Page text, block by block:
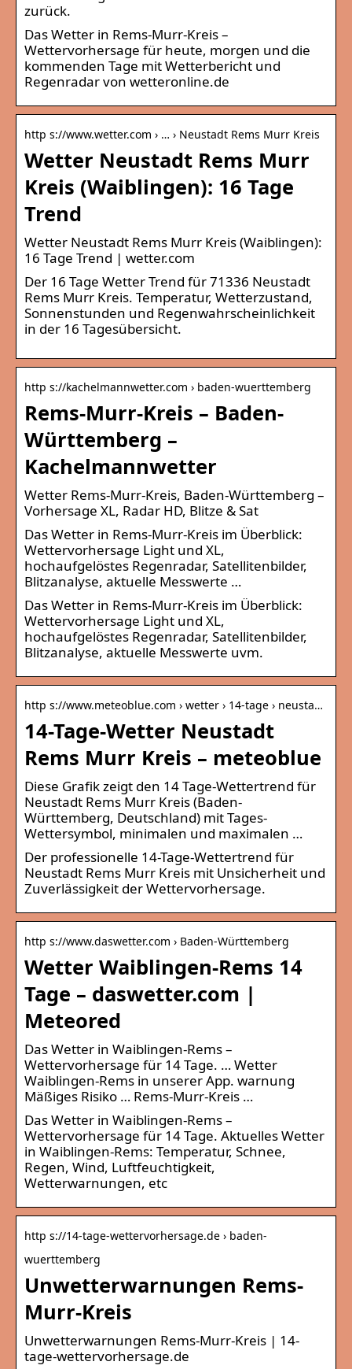
zurück.
Das Wetter in Rems-Murr-Kreis –
Wettervorhersage für heute, morgen und die
kommenden Tage mit Wetterbericht und
Regenradar von wetteronline.de
http s://www.wetter.com › … › Neustadt Rems Murr Kreis
Wetter Neustadt Rems Murr
Kreis (Waiblingen): 16 Tage
Trend
Wetter Neustadt Rems Murr Kreis (Waiblingen):
16 Tage Trend | wetter.com
Der 16 Tage Wetter Trend für 71336 Neustadt
Rems Murr Kreis. Temperatur, Wetterzustand,
Sonnenstunden und Regenwahrscheinlichkeit
in der 16 Tagesübersicht.
http s://kachelmannwetter.com › baden-wuerttemberg
Rems-Murr-Kreis – Baden-
Württemberg –
Kachelmannwetter
Wetter Rems-Murr-Kreis, Baden-Württemberg –
Vorhersage XL, Radar HD, Blitze & Sat
Das Wetter in Rems-Murr-Kreis im Überblick:
Wettervorhersage Light und XL,
hochaufgelöstes Regenradar, Satellitenbilder,
Blitzanalyse, aktuelle Messwerte …
Das Wetter in Rems-Murr-Kreis im Überblick:
Wettervorhersage Light und XL,
hochaufgelöstes Regenradar, Satellitenbilder,
Blitzanalyse, aktuelle Messwerte uvm.
http s://www.meteoblue.com › wetter › 14-tage › neusta…
14-Tage-Wetter Neustadt
Rems Murr Kreis – meteoblue
Diese Grafik zeigt den 14 Tage-Wettertrend für
Neustadt Rems Murr Kreis (Baden-
Württemberg, Deutschland) mit Tages-
Wettersymbol, minimalen und maximalen …
Der professionelle 14-Tage-Wettertrend für
Neustadt Rems Murr Kreis mit Unsicherheit und
Zuverlässigkeit der Wettervorhersage.
http s://www.daswetter.com › Baden-Württemberg
Wetter Waiblingen-Rems 14
Tage – daswetter.com |
Meteored
Das Wetter in Waiblingen-Rems –
Wettervorhersage für 14 Tage. … Wetter
Waiblingen-Rems in unserer App. warnung
Mäßiges Risiko … Rems-Murr-Kreis …
Das Wetter in Waiblingen-Rems –
Wettervorhersage für 14 Tage. Aktuelles Wetter
in Waiblingen-Rems: Temperatur, Schnee,
Regen, Wind, Luftfeuchtigkeit,
Wetterwarnungen, etc
http s://14-tage-wettervorhersage.de › baden-
wuerttemberg
Unwetterwarnungen Rems-
Murr-Kreis
Unwetterwarnungen Rems-Murr-Kreis | 14-
tage-wettervorhersage.de